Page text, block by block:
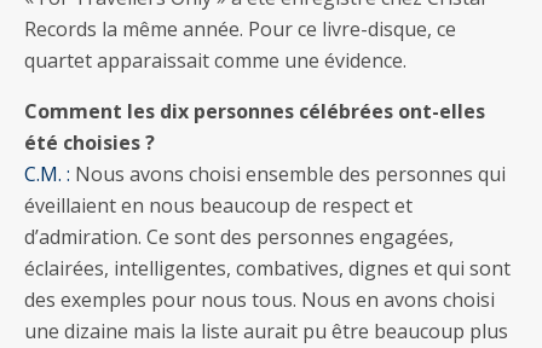
Records la même année. Pour ce livre-disque, ce
quartet apparaissait comme une évidence.
Comment les dix personnes célébrées ont-elles
été choisies ?
C.M. : Nous avons choisi ensemble des personnes qui
éveillaient en nous beaucoup de respect et
d’admiration. Ce sont des personnes engagées,
éclairées, intelligentes, combatives, dignes et qui sont
des exemples pour nous tous. Nous en avons choisi
une dizaine mais la liste aurait pu être beaucoup plus